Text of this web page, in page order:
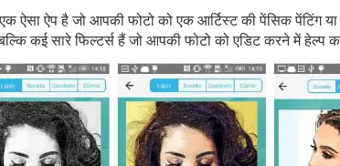
ऐसा ऐप है जो आपकी फोटो को एक आर्टिस्ट की पेंसिक पेंटिंग
कई सारे फिल्टर्स हैं जो आपकी फोटो को एडिट करने में हेल्प